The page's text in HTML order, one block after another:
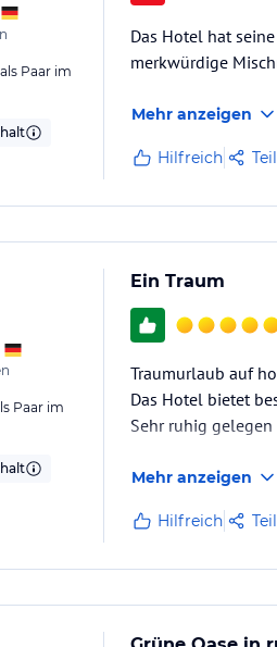
Paar im
Das Hotel hat
merkwürdige
Mehr anzeigen
Hilfreich
Paar im
Ein Traum
Traumurlaub auf
Das Hotel bietet
Sehr ruhig
Mehr anzeigen
Hilfreich